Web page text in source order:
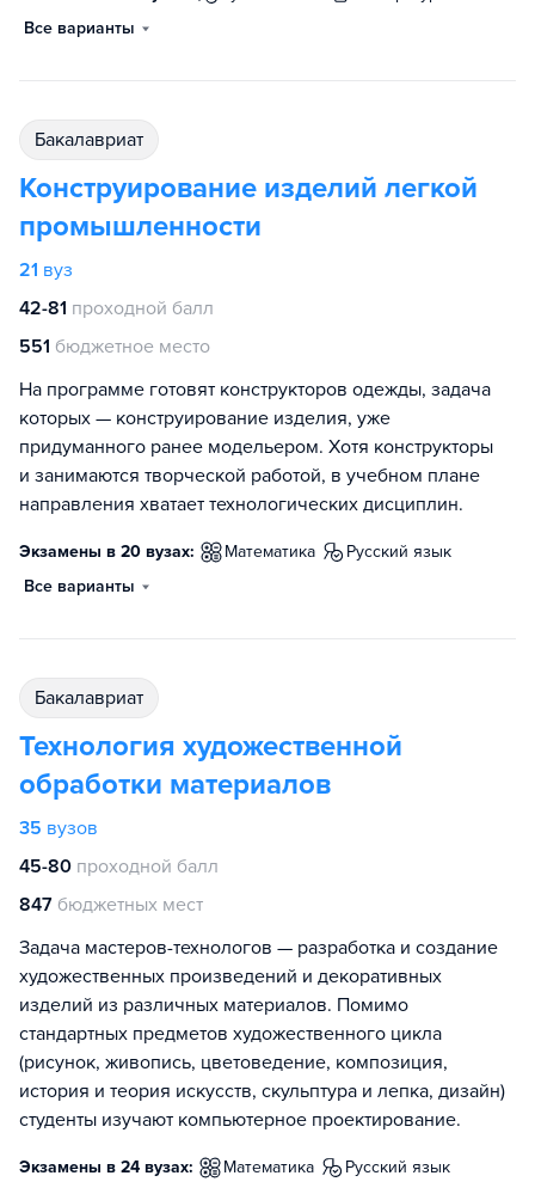
Все варианты
бакалавриат
Конструирование изделий легкой
промышленности
21 вуз
42-81 проходной балл
551 бюджетное место
На программе готовят конструкторов одежды, задача
которых — конструирование изделия, уже
придуманного ранее модельером. Хотя конструкторы
и занимаются творческой работой, в учебном плане
направления хватает технологических дисциплин.
Экзамены в 20 вузах: математика
русский язык
Все варианты
бакалавриат
Технология художественной
обработки материалов
35 вузов
45-80 проходной балл
847 бюджетных мест
Задача мастеров-технологов — разработка и создание
художественных произведений и декоративных
изделий из различных материалов. Помимо
стандартных предметов художественного цикла
(рисунок, живопись, цветоведение, композиция,
история и теория искусств, скульптура и лепка, дизайн)
студенты изучают компьютерное проектирование.
Экзамены в 24 вузах: математика
русский язык